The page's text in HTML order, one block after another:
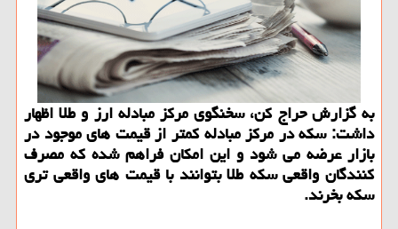
به گزارش حراج کن، سخنگوی مرکز مبادله ارز و طلا اظهار
داشت: سکه در مرکز مبادله کمتر از قیمت های موجود در
بازار عرضه می شود و این امکان فراهم شده که مصرف
کنندگان واقعی سکه طلا بتوانند با قیمت های واقعی تری
سکه بخرند.